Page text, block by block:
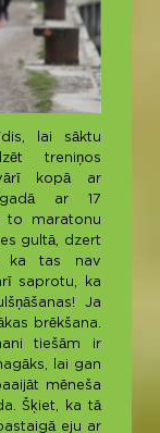
lai sāktu
treniņos
kopā ar
gadā ar 17
to maratonu
gultā, dzert
ka tas nav
saprotu, ka
Ja
brēkšana.
tiešām ir
lai gan
mēneša
Šķiet, ka tā
eju ar